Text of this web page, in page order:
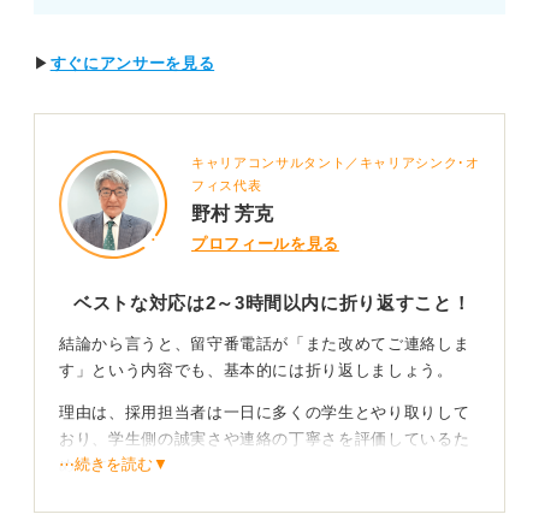
▶ すぐにアンサーを見る
キャリアコンサルタント／キャリアシンク･オ
フィス代表
野村 芳克
プロフィールを見る
ベストな対応は2～3時間以内に折り返すこと！
結論から言うと、留守番電話が「また改めてご連絡しま
す」という内容でも、基本的には折り返しましょう。
理由は、採用担当者は一日に多くの学生とやり取りして
おり、学生側の誠実さや連絡の丁寧さを評価しているた
めです。
⋯続きを読む▼